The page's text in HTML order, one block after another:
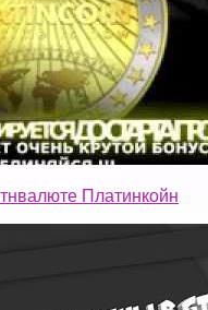
Платинкойн